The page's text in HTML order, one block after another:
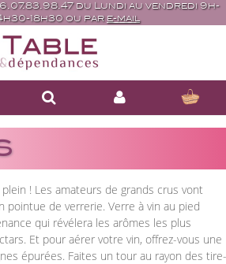
du Lundi au vendredi 9h-
18h30 ou par e-mail
! Les amateurs de grands crus vont
pointue de verrerie. Verre à vin au pied
qui révélera les arômes les plus
Et pour aérer votre vin, offrez-vous une
épurées. Faites un tour au rayon des tire-